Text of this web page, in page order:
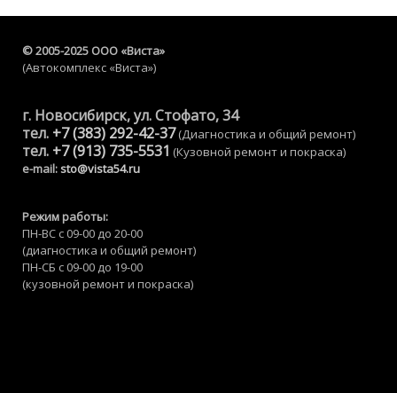
© 2005-2025 ООО «Виста»
(Автокомплекс «Виста»)
г. Новосибирск, ул. Стофато, 34
тел. +7 (383) 292-42-37(Диагностика и общий ремонт)
тел. +7 (913) 735-5531 (Кузовной ремонт и покраска)
e-mail:sto@vista54.ru
Режим работы:
ПН-ВС с 09-00 до 20-00
(диагностика и общий ремонт)
ПН-CБ с 09-00 до 19-00
(кузовной ремонт и покраска)